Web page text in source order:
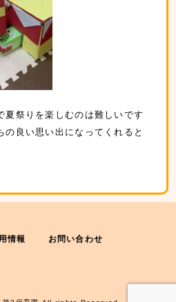
夏祭りを楽しむのは難しいです
の良い思い出になってくれると
情報 お問い合わせ